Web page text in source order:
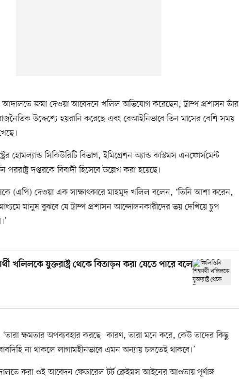
জমা দেওয়া আবেদনে খলিল অভিযোগ করেছেন, ট্রাম্প প্রশাসন তাঁর
উদ্দেশ্যে হয়রানি করেছে এবং বেআইনিভাবে তিন মাসের বেশি সময়
হোমল্যান্ড সিকিউরিটি বিভাগ, ইমিগ্রেশন অ্যান্ড কাস্টমস এনফোর্সমেন্ট
দপ্তরকে বিবাদী হিসেবে উল্লেখ করা হয়েছে।
(এপি) দেওয়া এক সাক্ষাৎকারে মাহমুদ খলিল বলেন, ‘তিনি আশা করেন,
মানুষ বুঝবে যে ট্রাম্প প্রশাসন আন্দোলনকারীদের ভয় দেখিয়ে চুপ
খলিলকে যুক্তরাষ্ট্র থেকে বিতাড়ন করা যেতে পারে বলে
ক্ষমতার অপব্যবহার করছে। কারণ, তারা মনে করে, কেউ তাদের কিছু
না থাকলে লাগামহীনভাবে এমন অন্যায় চলতেই থাকবে।’
করা ওই আবেদন ফেডারেল টর্ট ক্লেইমস আইনের আওতায় পূর্ণাঙ্গ